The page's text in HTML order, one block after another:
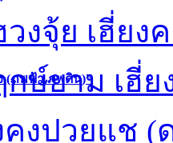
(ภพฟ้า ภพดิน)”
งจุ้ย เฮี่ยง
ษ์ยาม เฮี่ย
คงปวยแช (